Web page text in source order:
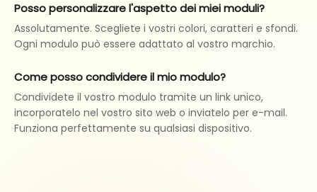
Posso personalizzare l'aspetto dei miei moduli?
Assolutamente. Scegliete i vostri colori, caratteri e sfondi.
Ogni modulo può essere adattato al vostro marchio.
Come posso condividere il mio modulo?
Condividete il vostro modulo tramite un link unico,
incorporatelo nel vostro sito web o inviatelo per e-mail.
Funziona perfettamente su qualsiasi dispositivo.